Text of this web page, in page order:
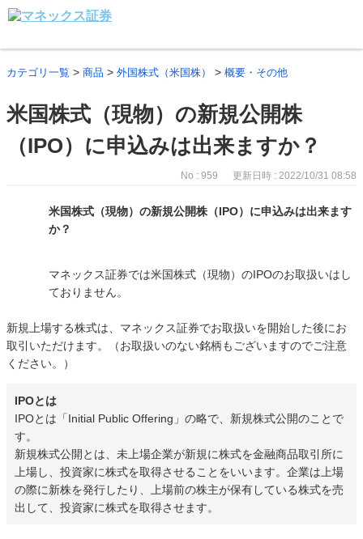
カテゴリ一覧 > 商品 > 外国株式（米国株） > 概要・その他
米国株式（現物）の新規公開株
（IPO）に申込みは出来ますか？
No : 959 更新日時 : 2022/10/31 08:58
米国株式（現物）の新規公開株（IPO）に申込みは出来ます
か？
マネックス証券では米国株式（現物）のIPOのお取扱いはし
ておりません。
新規上場する株式は、マネックス証券でお取扱いを開始した後にお
取引いただけます。（お取扱いのない銘柄もございますのでご注意
ください。）
IPOとは
IPOとは「Initial Public Offering」の略で、新規株式公開のことで
す。
新規株式公開とは、未上場企業が新規に株式を金融商品取引所に
上場し、投資家に株式を取得させることをいいます。企業は上場
の際に新株を発行したり、上場前の株主が保有している株式を売
出して、投資家に株式を取得させます。